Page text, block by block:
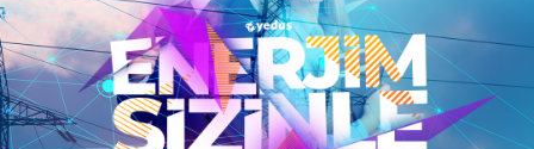
Digital Marketing Specialist
Sertifika Al
Microsoft Office for Business